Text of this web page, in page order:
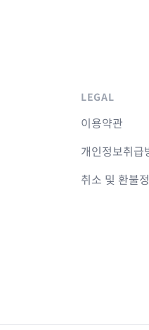
LEGAL
이용약관
개인정보취급
취소 및 환불